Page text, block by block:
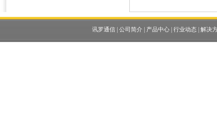
讯罗通信| 公司简介| 产品中心| 行业动态| 解决